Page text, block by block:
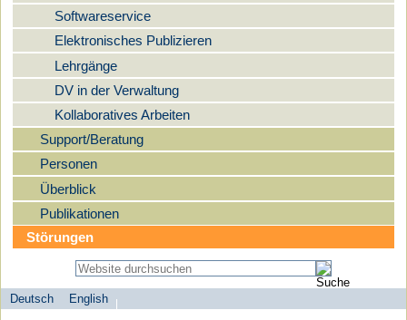
Softwareservice
Elektronisches Publizieren
Lehrgänge
DV in der Verwaltung
Kollaboratives Arbeiten
Support/Beratung
Personen
Überblick
Publikationen
Störungen
Sprachauswahl
Deutsch
English
search-menu